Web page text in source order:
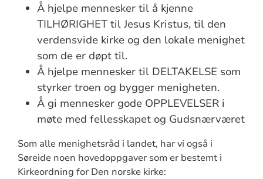
Å hjelpe mennesker til å kjenne
TILHØRIGHET til Jesus Kristus, til den
verdensvide kirke og den lokale menighet
som de er døpt til.
Å hjelpe mennesker til DELTAKELSE som
styrker troen og bygger menigheten.
Å gi mennesker gode OPPLEVELSER i
møte med fellesskapet og Gudsnærværet
Som alle menighetsråd i landet, har vi også i
Søreide noen hovedoppgaver som er bestemt i
Kirkeordning for Den norske kirke: